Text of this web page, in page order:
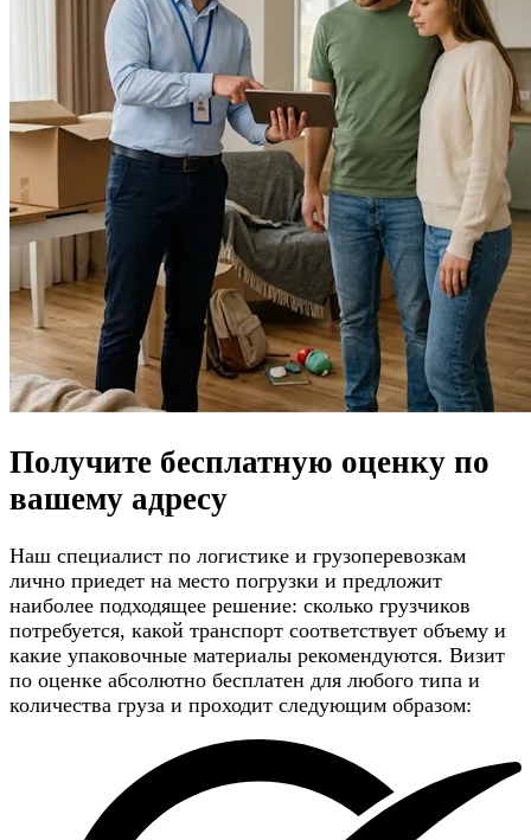
Получите бесплатную оценку по
вашему адресу
Наш специалист по логистике и грузоперевозкам
лично приедет на место погрузки и предложит
наиболее подходящее решение: сколько грузчиков
потребуется, какой транспорт соответствует объему и
какие упаковочные материалы рекомендуются. Визит
по оценке абсолютно бесплатен для любого типа и
количества груза и проходит следующим образом: